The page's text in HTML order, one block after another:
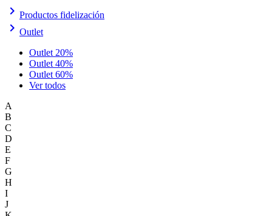
keyboard_arrow_right Productos fidelización
keyboard_arrow_right Outlet
Outlet 20%
Outlet 40%
Outlet 60%
Ver todos
A
B
C
D
E
F
G
H
I
J